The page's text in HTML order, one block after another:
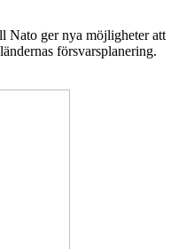
Nato ger nya möjligheter att
försvarsplanering.